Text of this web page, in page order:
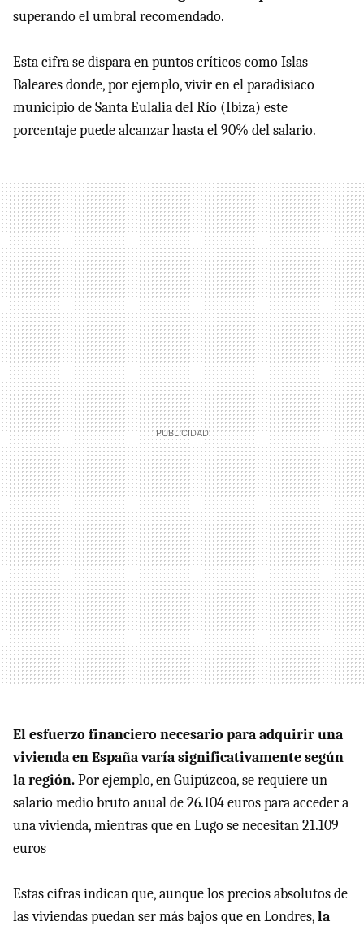
superando el umbral recomendado.
Esta cifra se dispara en puntos críticos como Islas
Baleares donde, por ejemplo, vivir en el paradisiaco
municipio de Santa Eulalia del Río (Ibiza) este
porcentaje puede alcanzar hasta el 90% del salario.
El esfuerzo financiero necesario para adquirir una
vivienda en España varía significativamente según
la región.Por ejemplo, en Guipúzcoa, se requiere un
salario medio bruto anual de 26.104 euros para acceder a
una vivienda, mientras que en Lugo se necesitan 21.109
euros
Estas cifras indican que, aunque los precios absolutos de
las viviendas puedan ser más bajos que en Londres,la